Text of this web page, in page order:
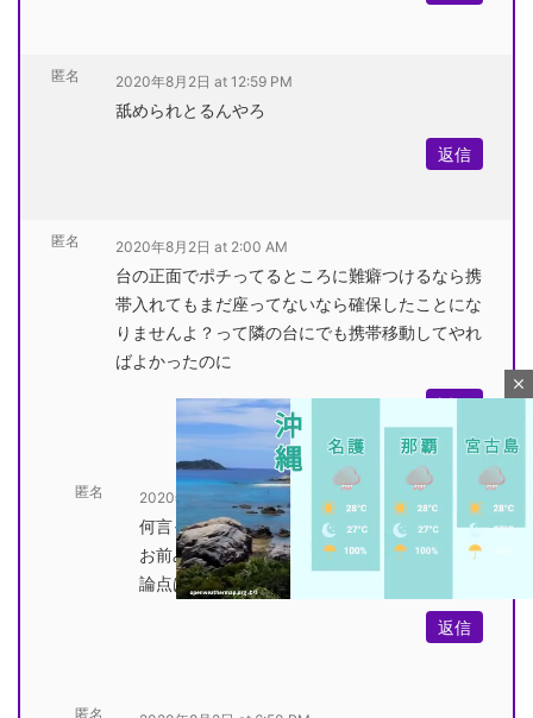
匿名 2020年8月2日 at 12:59 PM
舐められとるんやろ
返信
匿名 2020年8月2日 at 2:00 AM
台の正面でポチってるところに難癖つけるなら携
帯入れてもまだ座ってないなら確保したことにな
りませんよ？って隣の台にでも携帯移動してやれ
ばよかったのに
返信
匿名 2020年8月2日 at 10:00 AM
何言ってんだこいつ
お前みたいな馬鹿は発言するなよ
論点はそういうことじゃねーんだよ
返信
匿名
close